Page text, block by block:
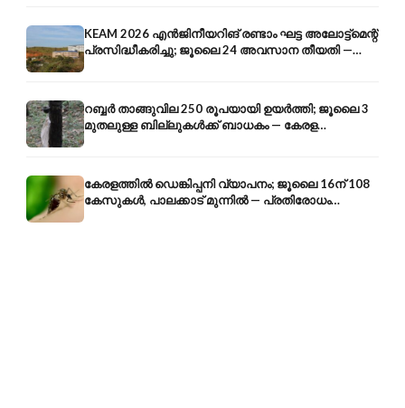
KEAM 2026 എൻജിനീയറിങ് രണ്ടാം ഘട്ട അലോട്ട്മെന്റ്
പ്രസിദ്ധീകരിച്ചു; ജൂലൈ 24 അവസാന തീയതി —
അറിയേണ്ടതെല്ലാം
റബ്ബർ താങ്ങുവില 250 രൂപയായി ഉയർത്തി; ജൂലൈ 3
മുതലുള്ള ബില്ലുകൾക്ക് ബാധകം — കേരള
കർഷകർക്ക് ആശ്വാസം
കേരളത്തിൽ ഡെങ്കിപ്പനി വ്യാപനം; ജൂലൈ 16ന് 108
കേസുകൾ, പാലക്കാട് മുന്നിൽ — പ്രതിരോധം
എങ്ങനെ?